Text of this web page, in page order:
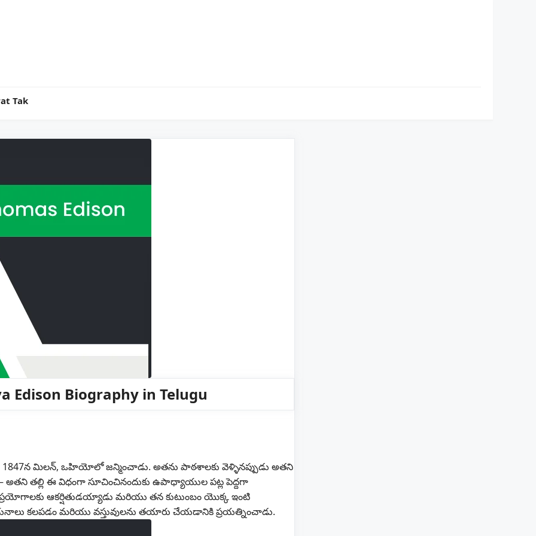
Tak
Biography in Telugu
1847న మిలన్, ఒహియోలో జన్మించాడు. అతను పాఠశాలకు వెళ్ళినప్పుడు అతని
తల్లి ఈ విధంగా సూచించినందుకు ఉపాధ్యాయుల పట్ల పెద్దగా
ఆకర్షితుడయ్యాడు మరియు తన కుటుంబం యొక్క ఇంటి
కలపడం మరియు వస్తువులను తయారు చేయడానికి ప్రయత్నించాడు.